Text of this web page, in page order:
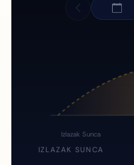
Izlazak Sunca
IZLAZAK SUNCA